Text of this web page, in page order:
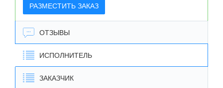
РАЗМЕСТИТЬ ЗАКАЗ
ОТЗЫВЫ
ИСПОЛНИТЕЛЬ
ЗАКАЗЧИК